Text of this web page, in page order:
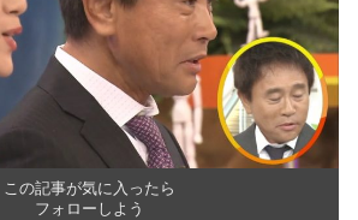
この記事が気に入ったら
フォローしよう